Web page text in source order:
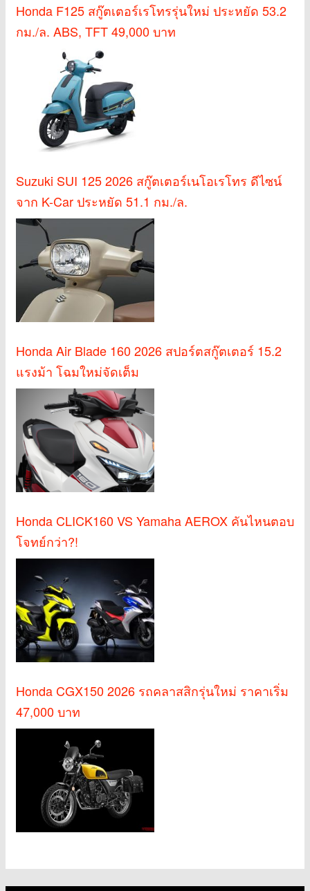
Honda F125 สกู๊ตเตอร์เรโทรรุ่นใหม่ ประหยัด 53.2
กม./ล. ABS, TFT 49,000 บาท
Suzuki SUI 125 2026 สกู๊ตเตอร์เนโอเรโทร ดีไซน์
จาก K-Car ประหยัด 51.1 กม./ล.
Honda Air Blade 160 2026 สปอร์ตสกู๊ตเตอร์ 15.2
แรงม้า โฉมใหม่จัดเต็ม
Honda CLICK160 VS Yamaha AEROX คันไหนตอบ
โจทย์กว่า?!
Honda CGX150 2026 รถคลาสสิกรุ่นใหม่ ราคาเริ่ม
47,000 บาท